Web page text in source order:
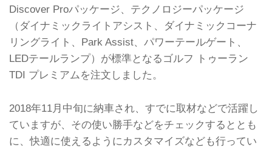
Discover Proパッケージ、テクノロジーパッケージ
（ダイナミックライトアシスト、ダイナミックコーナ
リングライト、Park Assist、パワーテールゲート、
LEDテールランプ）が標準となるゴルフ トゥーラン
TDI プレミアムを注文しました。
2018年11月中旬に納車され、すでに取材などで活躍し
ていますが、その使い勝手などをチェックするととも
に、快適に使えるようにカスタマイズなども行ってい